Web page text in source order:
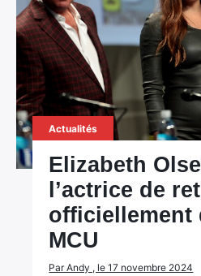
Actualités
Elizabeth
l’actrice de
officiellement
MCU
Par Andy , le 17 novembre 2024